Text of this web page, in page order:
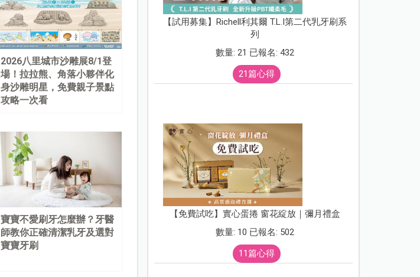
2026八里城市沙雕展8/1登
場！拉拉熊、角落小夥伴化
身沙雕明星，免費親子景點
攻略一次看
寶寶不愛刷牙怎麼辦？牙醫
師教你正確清潔乳牙及選對
寶寶牙刷
【試用募集】Richell利其爾 T.L.I第二代乳牙刷系
列
數量: 21 已報名: 432
21篇心得
【免費試吃】實心蛋捲 窗花綻放｜彌月禮盒
數量: 10 已報名: 502
11篇心得